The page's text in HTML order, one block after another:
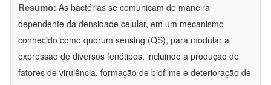
Resumo: As bactérias se comunicam de maneira
dependente da densidade celular, em um mecanismo
conhecido como quorum sensing (QS), para modular a
expressão de diversos fenótipos, incluindo a produção de
fatores de virulência, formação de biofilme e deterioração de